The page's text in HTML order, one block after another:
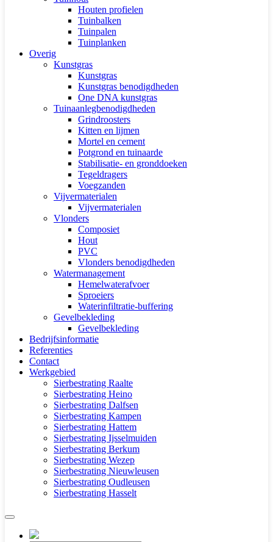
Houten profielen
Tuinbalken
Tuinpalen
Tuinplanken
Overig
Kunstgras
Kunstgras
Kunstgras benodigdheden
One DNA kunstgras
Tuinaanlegbenodigdheden
Grindroosters
Kitten en lijmen
Mortel en cement
Potgrond en tuinaarde
Stabilisatie- en gronddoeken
Tegeldragers
Voegzanden
Vijvermaterialen
Vijvermaterialen
Vlonders
Composiet
Hout
PVC
Vlonders benodigdheden
Watermanagement
Hemelwaterafvoer
Sproeiers
Waterinfiltratie-buffering
Gevelbekleding
Gevelbekleding
Bedrijfsinformatie
Referenties
Contact
Werkgebied
Sierbestrating Raalte
Sierbestrating Heino
Sierbestrating Dalfsen
Sierbestrating Kampen
Sierbestrating Hattem
Sierbestrating Ijsselmuiden
Sierbestrating Berkum
Sierbestrating Wezep
Sierbestrating Nieuwleusen
Sierbestrating Oudleusen
Sierbestrating Hasselt